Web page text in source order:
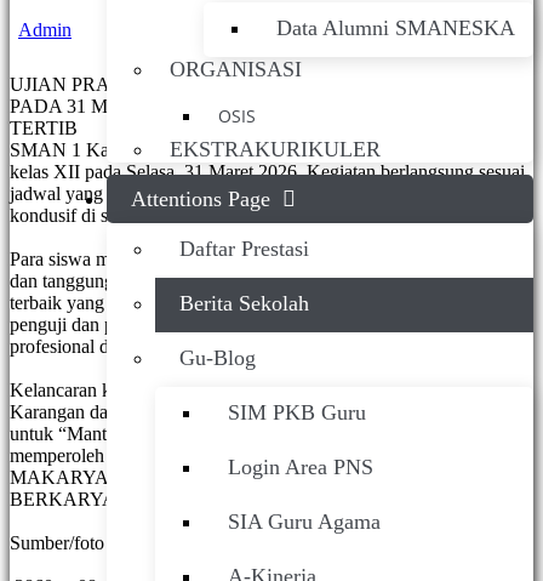
Data Alumni SMANESKA
ORGANISASI
OSIS
EKSTRAKURIKULER
Attentions Page
Daftar Prestasi
Berita Sekolah
Gu-Blog
SIM PKB Guru
Login Area PNS
SIA Guru Agama
A-Kinerja
Admin
UJIAN PRAKTIK (PSAJ) KELAS XII SMAN 1 KARANGAN
PADA 31 MARET 2026 BERLANGSUNG LANCAR DAN
TERTIB
SMAN 1 Karangan sukses melaksanakan Ujian Praktik (PSAJ)
kelas XII pada Selasa, 31 Maret 2026. Kegiatan berlangsung sesuai
jadwal yang telah ditetapkan dengan suasana tertib, aman, dan
kondusif di seluruh ruang pelaksanaan ujian.
Para siswa mengikuti setiap tahapan ujian dengan penuh kesiapan
dan tanggung jawab, menampilkan keterampilan serta kompetensi
terbaik yang telah dipelajari selama proses pembelajaran. Guru
penguji dan panitia turut memastikan pelaksanaan berjalan
profesional dan terkoordinasi dengan baik.
Kelancaran kegiatan ini menjadi bukti komitmen SMAN 1
Karangan dalam menjaga mutu pendidikan serta mendukung siswa
untuk “Mantap Berkarya Nyata”. Semoga seluruh peserta
memperoleh hasil yang optimal dan membanggakan.
MAKARYA NGESTI KUNCARANING SIWI, MANTAP
BERKARYA NYATA
Sumber/foto : Humas Smaneska